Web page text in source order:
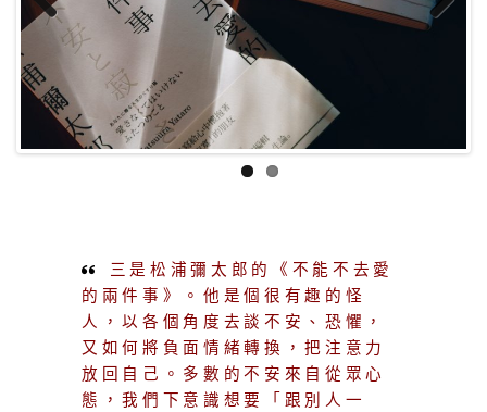
Previous Next
三是松浦彌太郎的《不能不去愛
的兩件事》。他是個很有趣的怪
人，以各個角度去談不安、恐懼，
又如何將負面情緒轉換，把注意力
放回自己。多數的不安來自從眾心
態，我們下意識想要「跟別人一